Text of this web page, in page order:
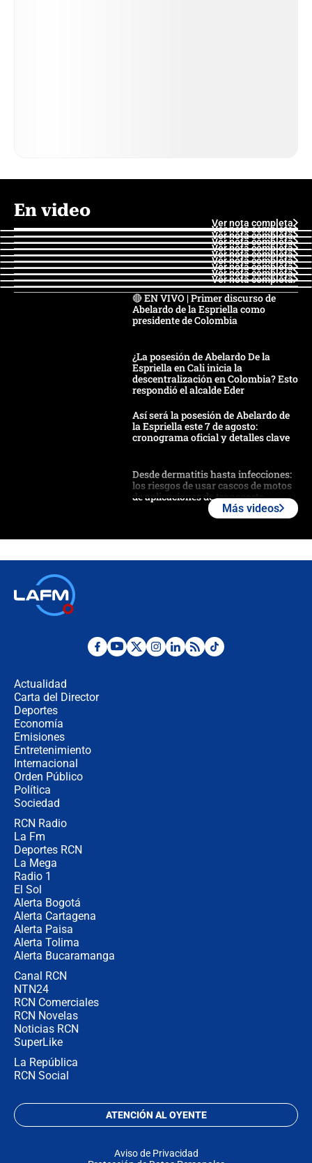
En video
Ver nota completa
Ver nota completa
Ver nota completa
Ver nota completa
Ver nota completa
Ver nota completa
Ver nota completa
Ver nota completa
Ver nota completa
Ver nota completa
🔴 EN VIVO | Primer discurso de
Abelardo de la Espriella como
presidente de Colombia
¿La posesión de Abelardo De la
Espriella en Cali inicia la
descentralización en Colombia? Esto
respondió el alcalde Eder
Así será la posesión de Abelardo de
la Espriella este 7 de agosto:
cronograma oficial y detalles clave
Desde dermatitis hasta infecciones:
los riesgos de usar cascos de motos
de aplicaciones de transporte
celular? Requisitos, pasos y
Posesión de Abelardo De La Espriella
Más videos
Actualidad
Carta del Director
Deportes
Economía
Emisiones
Entretenimiento
Internacional
Orden Público
Política
Sociedad
RCN Radio
La Fm
Deportes RCN
La Mega
Radio 1
El Sol
Alerta Bogotá
Alerta Cartagena
Alerta Paisa
Alerta Tolima
Alerta Bucaramanga
Canal RCN
NTN24
RCN Comerciales
RCN Novelas
Noticias RCN
SuperLike
La República
RCN Social
ATENCIÓN AL OYENTE
Aviso de Privacidad